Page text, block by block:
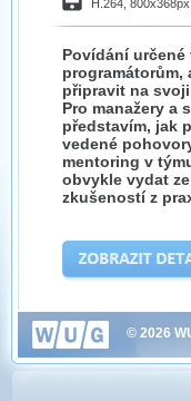
H.264,
Povídání určené
programátorům,
připravit na
Pro manažery a
představím, jak
vedené
mentoring v
obvykle vydat
zkušeností z
© 2026